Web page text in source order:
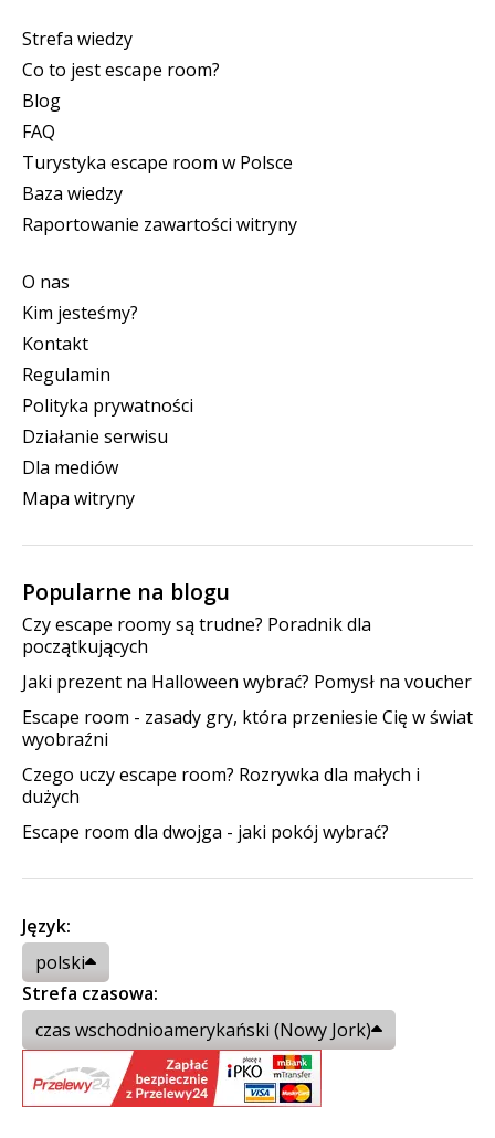
Strefa wiedzy
Co to jest escape room?
Blog
FAQ
Turystyka escape room w Polsce
Baza wiedzy
Raportowanie zawartości witryny
O nas
Kim jesteśmy?
Kontakt
Regulamin
Polityka prywatności
Działanie serwisu
Dla mediów
Mapa witryny
Popularne na blogu
Czy escape roomy są trudne? Poradnik dla
początkujących
Jaki prezent na Halloween wybrać? Pomysł na voucher
Escape room - zasady gry, która przeniesie Cię w świat
wyobraźni
Czego uczy escape room? Rozrywka dla małych i
dużych
Escape room dla dwojga - jaki pokój wybrać?
Język:
polski
Strefa czasowa:
czas wschodnioamerykański (Nowy Jork)